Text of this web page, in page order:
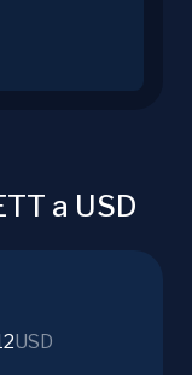
a USD
USD